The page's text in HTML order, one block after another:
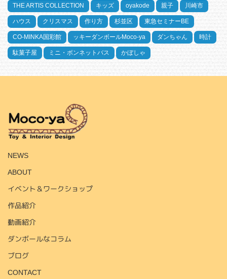
THE ARTIS COLLECTION キッズ oyakode 親子 川崎市
ハウス クリスマス 作り方 杉並区 東急セミナーBE
CO-MINKA国彩館 ッキーダンボールMoco-ya ダンちゃん 時計
駄菓子屋 ミニ・ボンネットバス かぼしゃ
NEWS
ABOUT
イベント＆ワークショップ
作品紹介
動画紹介
ダンボールなコラム
ブログ
CONTACT